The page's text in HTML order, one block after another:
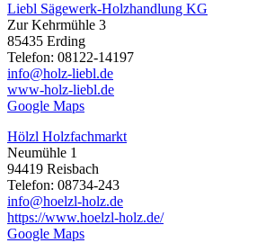
Liebl Sägewerk-Holzhandlung KG
Zur Kehrmühle 3
85435 Erding
Telefon: 08122-14197
info@holz-liebl.de
www-holz-liebl.de
Google Maps
Hölzl Holzfachmarkt
Neumühle 1
94419 Reisbach
Telefon: 08734-243
info@hoelzl-holz.de
https://www.hoelzl-holz.de/
Google Maps